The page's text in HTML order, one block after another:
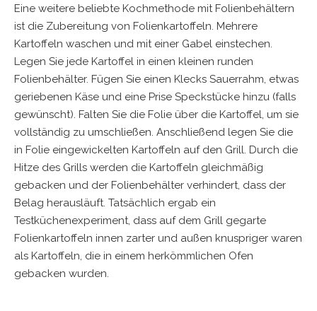
Eine weitere beliebte Kochmethode mit Folienbehältern
ist die Zubereitung von Folienkartoffeln. Mehrere
Kartoffeln waschen und mit einer Gabel einstechen.
Legen Sie jede Kartoffel in einen kleinen runden
Folienbehälter. Fügen Sie einen Klecks Sauerrahm, etwas
geriebenen Käse und eine Prise Speckstücke hinzu (falls
gewünscht). Falten Sie die Folie über die Kartoffel, um sie
vollständig zu umschließen. Anschließend legen Sie die
in Folie eingewickelten Kartoffeln auf den Grill. Durch die
Hitze des Grills werden die Kartoffeln gleichmäßig
gebacken und der Folienbehälter verhindert, dass der
Belag herausläuft. Tatsächlich ergab ein
Testküchenexperiment, dass auf dem Grill gegarte
Folienkartoffeln innen zarter und außen knuspriger waren
als Kartoffeln, die in einem herkömmlichen Ofen
gebacken wurden.